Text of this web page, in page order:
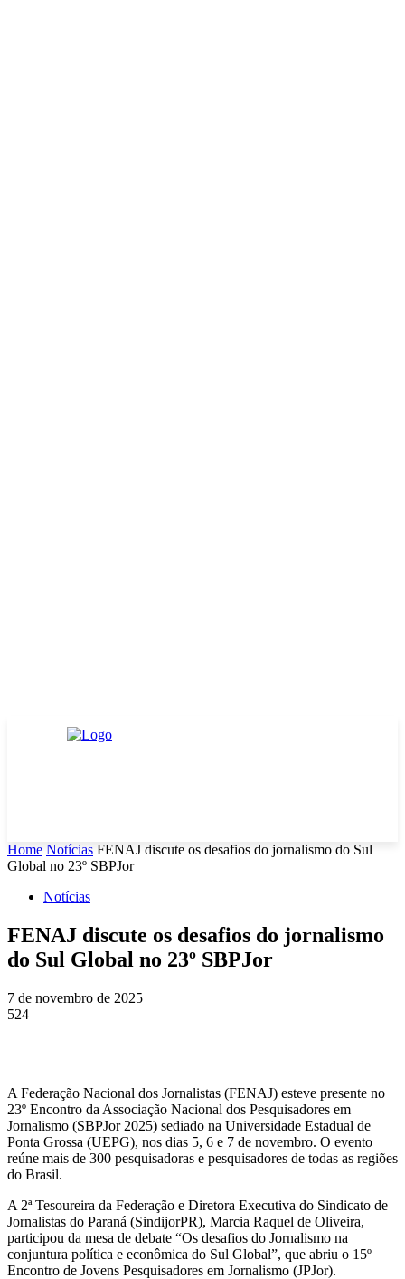
Home Notícias FENAJ discute os desafios do jornalismo do Sul
Global no 23º SBPJor
Notícias
FENAJ discute os desafios do jornalismo
do Sul Global no 23º SBPJor
7 de novembro de 2025
524
A Federação Nacional dos Jornalistas (FENAJ) esteve presente no
23º Encontro da Associação Nacional dos Pesquisadores em
Jornalismo (SBPJor 2025) sediado na Universidade Estadual de
Ponta Grossa (UEPG), nos dias 5, 6 e 7 de novembro. O evento
reúne mais de 300 pesquisadoras e pesquisadores de todas as regiões
do Brasil.
A 2ª Tesoureira da Federação e Diretora Executiva do Sindicato de
Jornalistas do Paraná (SindijorPR), Marcia Raquel de Oliveira,
participou da mesa de debate “Os desafios do Jornalismo na
conjuntura política e econômica do Sul Global”, que abriu o 15º
Encontro de Jovens Pesquisadores em Jornalismo (JPJor).